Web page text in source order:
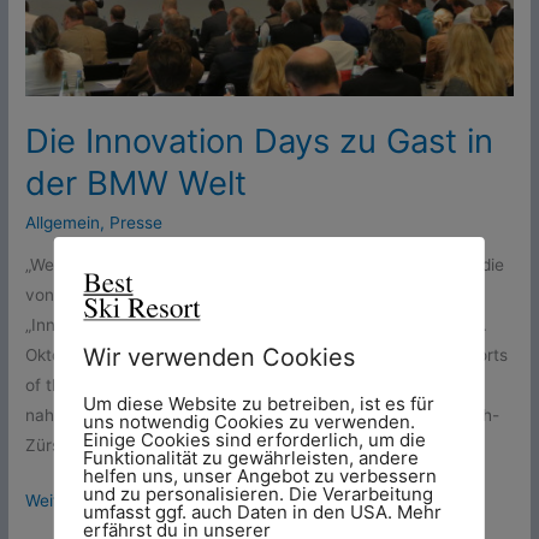
Die Innovation Days zu Gast in
der BMW Welt
Allgemein, Presse
„Wer nicht innoviert, verliert!“ Unter diesem Motto standen die
von Mountain Management Consulting veranstalteten
„Innovation Days“ in der BMW Welt in München am 1. und 2.
Oktober 2013. Führungskräfte aus namhaften „best ski resorts
of the alps“ (Deutschland, Italien, Schweiz und Österreich)
nahmen daran teil – von Zermatt, St. Moritz, Kitzbühel, Lech-
Zürs, Ischgl, Saalbach-Hinterglemm, Alta […]
in
der
BMW
Welt
Weiterlesen »
Wir verwenden Cookies
Um diese Website zu betreiben, ist es für
uns notwendig Cookies zu verwenden.
Einige Cookies sind erforderlich, um die
Funktionalität zu gewährleisten, andere
helfen uns, unser Angebot zu verbessern
und zu personalisieren. Die Verarbeitung
umfasst ggf. auch Daten in den USA. Mehr
erfährst du in unserer